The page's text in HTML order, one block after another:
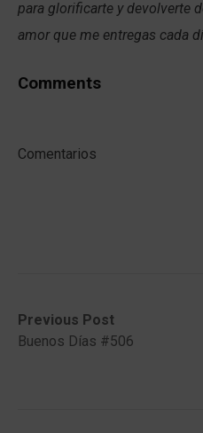
para glorificarte y devolverte
amor que me entregas cada
Comments
Comentarios
Post
navigation
Previous Post
Previous
post:Buenos Días #506
Next
post: